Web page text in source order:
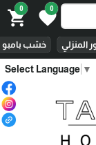
Select Language ▼
0
favorite
0
shopping_cart
المنزلي خشب بامبو